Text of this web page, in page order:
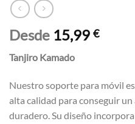
Desde 15,99 €
Tanjiro Kamado
Nuestro soporte para móvil
alta calidad para conseguir
duradero. Su diseño